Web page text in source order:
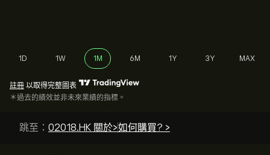
1D 1W 1M 6M 1Y 3Y MAX
註冊 以取得完整圖表
＊過去的績效並非未來業績的指標。
跳至： 02018.HK 關於>如何購買? >